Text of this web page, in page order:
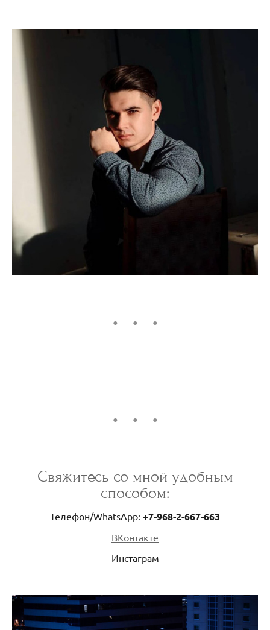
Свяжитесь со мной удобным
способом:
Телефон/WhatsApp: +7-968-2-667-663
ВКонтакте
Инстаграм